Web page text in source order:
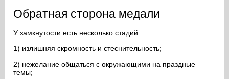
Обратная сторона медали
У замкнутости есть несколько стадий:
1) излишняя скромность и стеснительность;
2) нежелание общаться с окружающими на праздные
темы;